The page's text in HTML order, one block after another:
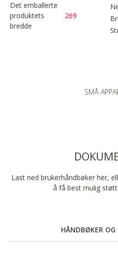
Det emballerte
produktets
bredde
269
SMÅ
Last ned brukerhåndbøker her,
å få best mulig
HÅNDBØKER